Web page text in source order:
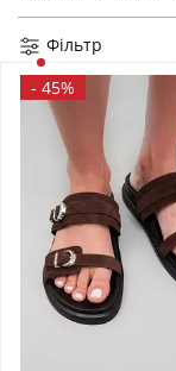
Фільтр
- 45%